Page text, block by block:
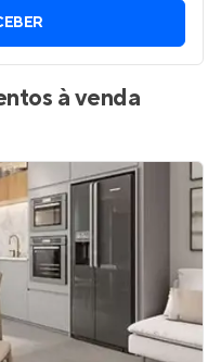
à venda